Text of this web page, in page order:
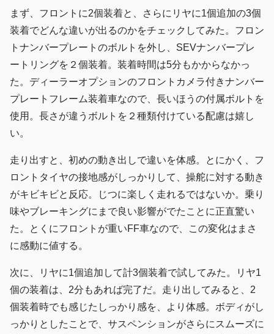
まず、フロントに2個装着と、さらにリヤに1個追加の3個
装着でどんな違いが出るのかをチェックしてみた。フロン
トナンバープレートのボルトを外し、SEVナンバープレ
ートリングを２個装着。装着時間は5分もかからなかっ
た。ディーラーオプションのフロントカメラ付きナンバー
プレートフレーム装着車なので、長いほうの付属ボルトを
使用。長さが違うボルトを２種類付けている配慮は嬉し
い。
走り出すと、初めの動き出しで違いを体感。とにかく、フ
ロントタイヤの接地感がしっかりして、操舵に対する動き
がキビキビと反応。じつに楽しく走れるではないか。乗り
味やブレーキングにまで良い影響がでたことに正直驚い
た。とくにフロントが重いFF車なので、この変化はまさ
に感動に値する。
次に、リヤに1個追加して計3個装着で試してみた。リヤ1
個の装着は、2分もあれば完了だ。走り出してみると、2
個装着時でも感じたしっかり感を、より体感。ボディがし
っかりとしたことで、サスペンションがさらにスムーズに